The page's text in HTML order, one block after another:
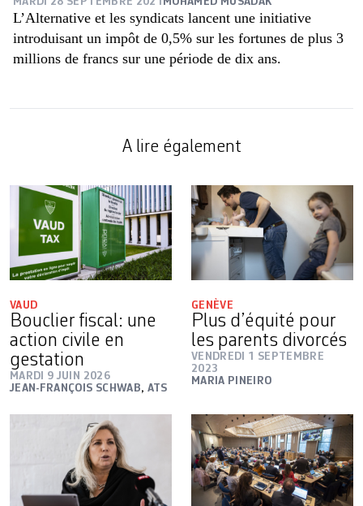
L’Alternative et les syndicats lancent une initiative
introduisant un impôt de 0,5% sur les fortunes de plus 3
millions de francs sur une période de dix ans.
A lire également
VAUD
Bouclier fiscal: une
action civile en
gestation
MARDI 9 JUIN 2026
JEAN-FRANÇOIS SCHWAB, ATS
GENÈVE
Plus d’équité pour
les parents divorcés
VENDREDI 1 SEPTEMBRE
2023
MARIA PINEIRO